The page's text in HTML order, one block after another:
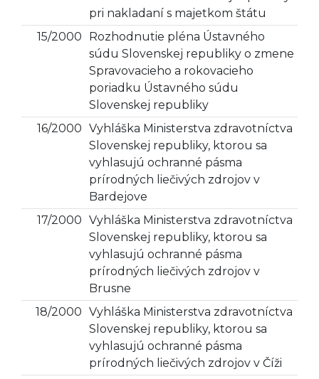
pri nakladaní s majetkom štátu
15/2000
Rozhodnutie pléna Ústavného
súdu Slovenskej republiky o zmene
Spravovacieho a rokovacieho
poriadku Ústavného súdu
Slovenskej republiky
16/2000 Vyhláška Ministerstva zdravotníctva
Slovenskej republiky, ktorou sa
vyhlasujú ochranné pásma
prírodných liečivých zdrojov v
Bardejove
17/2000 Vyhláška Ministerstva zdravotníctva
Slovenskej republiky, ktorou sa
vyhlasujú ochranné pásma
prírodných liečivých zdrojov v
Brusne
18/2000 Vyhláška Ministerstva zdravotníctva
Slovenskej republiky, ktorou sa
vyhlasujú ochranné pásma
prírodných liečivých zdrojov v Číži